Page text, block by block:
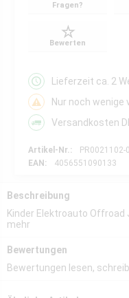
Fragen?
Bewerten
Lieferzeit ca. 2
Nur noch wenige
Versandkosten
Artikel-Nr.:
PR0021102-
EAN:
4056551090133
Beschreibung
Kinder Elektroauto
mehr
Bewertungen
Bewertungen lesen,